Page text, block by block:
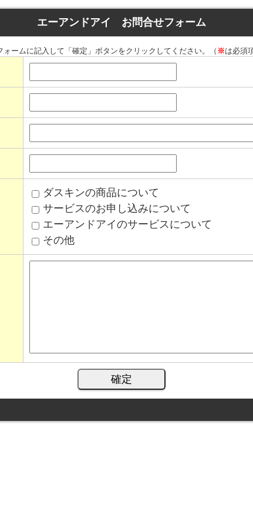
エーアンドアイ お問合せフォーム
ォームに記入して「確定」ボタンをクリックしてください。（ ※は必須
ダスキンの商品について
サービスのお申し込みについて
エーアンドアイのサービスについて
その他